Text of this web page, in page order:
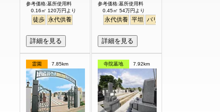
参考価格:墓所使用料
0.16㎡ 120万円より
徒歩 永代供養
詳細を見る
参考価格:墓所使用料
0.45㎡ 54万円より
永代供養 平坦 バリアフリー
詳細を見る
霊園 7.85km 寺院墓地 7.92km